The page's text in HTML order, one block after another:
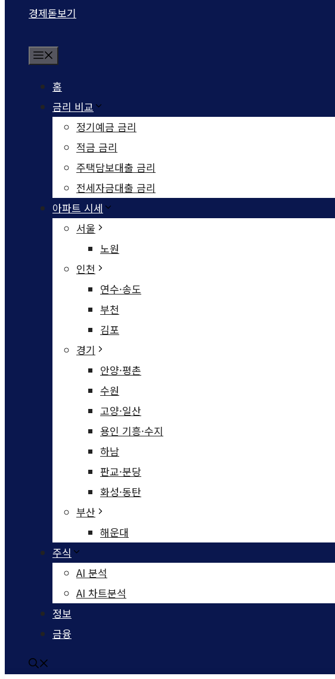
경제돋보기
홈
금리 비교
정기예금 금리
적금 금리
주택담보대출 금리
전세자금대출 금리
아파트 시세
서울
노원
인천
연수·송도
부천
김포
경기
안양·평촌
수원
고양·일산
용인 기흥·수지
하남
판교·분당
화성·동탄
부산
해운대
주식
AI 분석
AI 차트분석
정보
금융